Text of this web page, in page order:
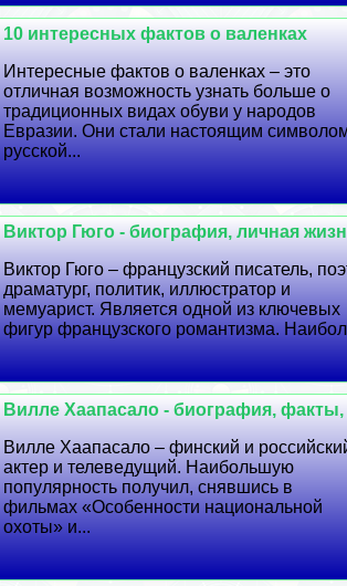
10 интересных фактов о валенках
Интересные фактов о валенках – это
отличная возможность узнать больше о
традиционных видах обуви у народов
Евразии. Они стали настоящим
русской...
Виктор Гюго - биография, личная
Виктор Гюго – французский писатель,
драматург, политик, иллюстратор и
мемуарист. Является одной из ключевых
фигур французского романтизма.
Вилле Хаапасало - биография,
Вилле Хаапасало – финский и
актер и телеведущий. Наибольшую
популярность получил, снявшись в
фильмах «Особенности национальной
охоты» и...